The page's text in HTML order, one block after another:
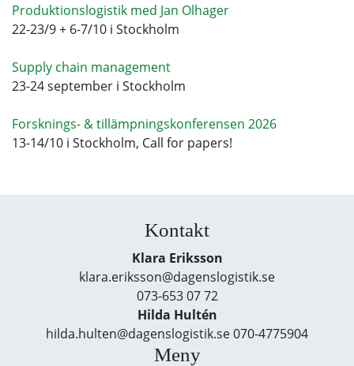
Produktionslogistik med Jan Olhager
22-23/9 + 6-7/10 i Stockholm
Supply chain management
23-24 september i Stockholm
Forsknings- & tillämpningskonferensen 2026
13-14/10 i Stockholm, Call for papers!
Kontakt
Klara Eriksson
klara.eriksson@dagenslogistik.se
073-653 07 72
Hilda Hultén
hilda.hulten@dagenslogistik.se 070-4775904
Meny